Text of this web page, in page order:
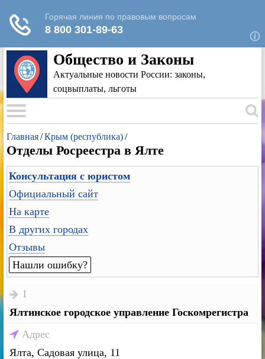
Общество и Законы
Актуальные новости России: законы,
соцвыплаты, льготы
Главная/Крым (республика)/
Отделы Росреестра в Ялте
Консультация с юристом
Официальный сайт
На карте
В других городах
Отзывы
Нашли ошибку?
1
Ялтинское городское управление Госкомрегистра
Адрес
Ялта, Садовая улица, 11
Для любых предложений по сайту: rk-
reestr@cp9.ru